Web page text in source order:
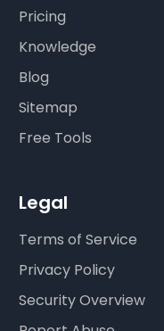
Pricing
Knowledge
Blog
Sitemap
Free Tools
Legal
Terms of Service
Privacy Policy
Security Overview